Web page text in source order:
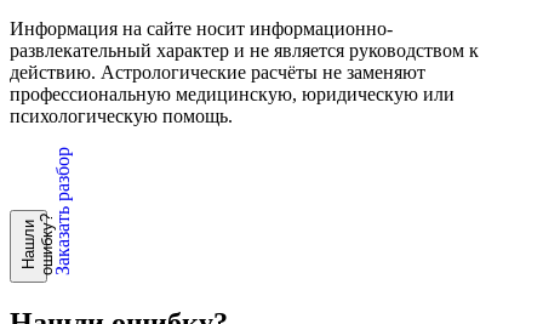
Информация на сайте носит информационно-
развлекательный характер и не является руководством к
действию. Астрологические расчёты не заменяют
профессиональную медицинскую, юридическую или
психологическую помощь.
Н
а
ш
л
и
о
ш
и
б
к
у?Заказать разбор